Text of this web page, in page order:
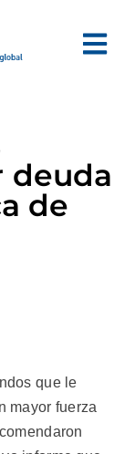
deuda
de
que le
mayor fuerza